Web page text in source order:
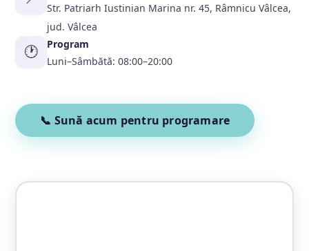
Str. Patriarh Iustinian Marina nr. 45, Râmnicu Vâlcea,
jud. Vâlcea
🕐
Program
Luni–Sâmbătă: 08:00–20:00
📞 Sună acum pentru programare